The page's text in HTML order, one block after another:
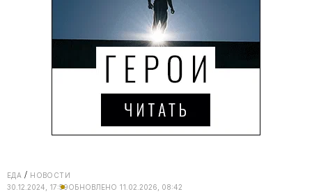
ЕДА
НОВОСТИ
30.12.2024, 17:59ОБНОВЛЕНО 11.02.2026, 08:42